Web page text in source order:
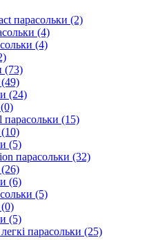
парасольки (2)
(4)
(4)
(73)
(24)
парасольки (15)
(5)
парасольки (32)
(6)
(5)
(5)
парасольки (25)